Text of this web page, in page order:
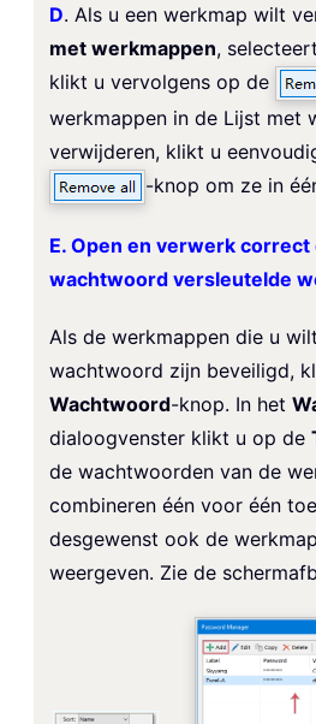
D. Als u een werkmap wilt
met werkmappen,
klikt u vervolgens op de
werkmappen in de Lijst met
verwijderen, klikt u
-knop om ze in
E. Open en verwerk correct
wachtwoord versleutelde
Als de werkmappen die u
wachtwoord zijn beveiligd,
Wachtwoord-knop. In het
dialoogvenster klikt u op de
de wachtwoorden van de
combineren één voor één
desgewenst ook de
weergeven. Zie de